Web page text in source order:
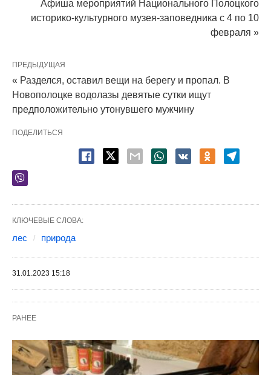
Афиша мероприятий Национального Полоцкого
историко-культурного музея-заповедника c 4 по 10
февраля »
ПРЕДЫДУЩАЯ
« Разделся, оставил вещи на берегу и пропал. В
Новополоцке водолазы девятые сутки ищут
предположительно утонувшего мужчину
ПОДЕЛИТЬСЯ
КЛЮЧЕВЫЕ СЛОВА:
лес природа
31.01.2023 15:18
РАНЕЕ